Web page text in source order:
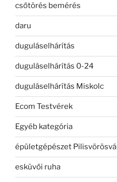
csőtörés bemérés
daru
duguláselhárítás
duguláselhárítás 0-24
duguláselhárítás Miskolc
Ecom Testvérek
Egyéb kategória
épületgépészet Pilisvörösvá
esküvői ruha